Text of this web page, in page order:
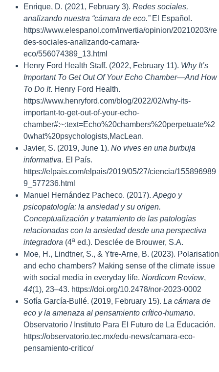
Enrique, D. (2021, February 3). Redes sociales,
analizando nuestra “cámara de eco.”El Español.
https://www.elespanol.com/invertia/opinion/20210203/re
des-sociales-analizando-camara-
eco/556074389_13.html
Henry Ford Health Staff. (2022, February 11). Why It’s
Important To Get Out Of Your Echo Chamber—And How
To Do It. Henry Ford Health.
https://www.henryford.com/blog/2022/02/why-its-
important-to-get-out-of-your-echo-
chamber#:~:text=Echo%20chambers%20perpetuate%2
0what%20psychologists,MacLean.
Javier, S. (2019, June 1). No vives en una burbuja
informativa. El País.
https://elpais.com/elpais/2019/05/27/ciencia/155896989
9_577236.html
Manuel Hernández Pacheco. (2017). Apego y
psicopatología: la ansiedad y su origen.
Conceptualización y tratamiento de las patologías
relacionadas con la ansiedad desde una perspectiva
integradora (4a ed.). Desclée de Brouwer, S.A.
Moe, H., Lindtner, S., & Ytre-Arne, B. (2023). Polarisation
and echo chambers? Making sense of the climate issue
with social media in everyday life. Nordicom Review,
44(1), 23–43. https://doi.org/10.2478/nor-2023-0002
Sofía García-Bullé. (2019, February 15). La cámara de
eco y la amenaza al pensamiento crítico-humano.
Observatorio / Instituto Para El Futuro de La Educación.
https://observatorio.tec.mx/edu-news/camara-eco-
pensamiento-critico/